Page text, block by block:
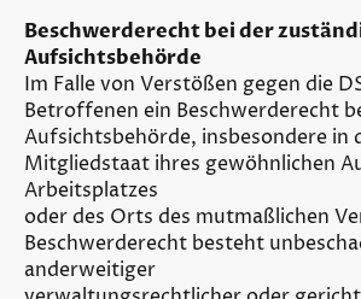
Beschwerderecht bei der
Aufsichtsbehörde
Im Falle von Verstößen gegen die
Betroffenen ein Beschwerderecht
Aufsichtsbehörde, insbesondere in
Mitgliedstaat ihres gewöhnlichen
Arbeitsplatzes
oder des Orts des mutmaßlichen
Beschwerderecht besteht
anderweitiger